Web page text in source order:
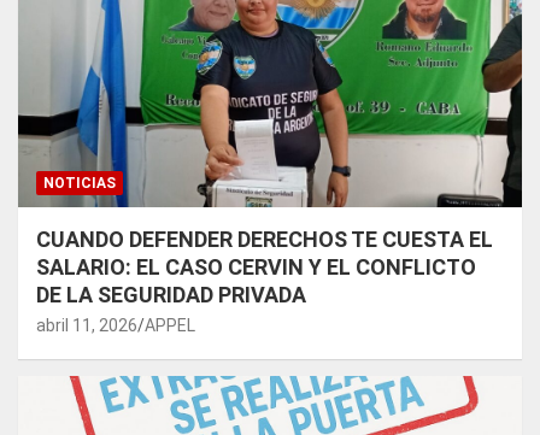
NOTICIAS
CUANDO DEFENDER DERECHOS TE CUESTA EL
SALARIO: EL CASO CERVIN Y EL CONFLICTO
DE LA SEGURIDAD PRIVADA
abril 11, 2026 APPEL